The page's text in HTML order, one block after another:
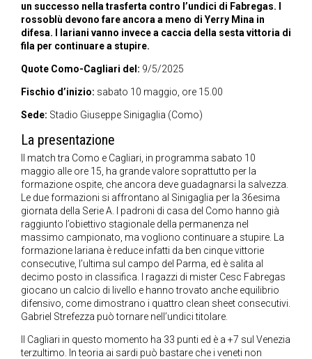
un successo nella trasferta contro l’undici di Fabregas. I
rossoblù devono fare ancora a meno di Yerry Mina in
difesa. I lariani vanno invece a caccia della sesta vittoria di
fila per continuare a stupire.
Quote Como-Cagliari del: 9/5/2025
Fischio d’inizio: sabato 10 maggio, ore 15.00
Sede: Stadio Giuseppe Sinigaglia (Como)
La presentazione
Il match tra Como e Cagliari, in programma sabato 10
maggio alle ore 15, ha grande valore soprattutto per la
formazione ospite, che ancora deve guadagnarsi la salvezza.
Le due formazioni si affrontano al Sinigaglia per la 36esima
giornata della Serie A. I padroni di casa del Como hanno già
raggiunto l’obiettivo stagionale della permanenza nel
massimo campionato, ma vogliono continuare a stupire. La
formazione lariana è reduce infatti da ben cinque vittorie
consecutive, l’ultima sul campo del Parma, ed è salita al
decimo posto in classifica. I ragazzi di mister Cesc Fabregas
giocano un calcio di livello e hanno trovato anche equilibrio
difensivo, come dimostrano i quattro clean sheet consecutivi.
Gabriel Strefezza può tornare nell’undici titolare.
Il Cagliari in questo momento ha 33 punti ed è a +7 sul Venezia
terzultimo. In teoria ai sardi può bastare che i veneti non